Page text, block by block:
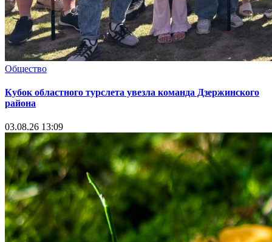
Общество
Кубок областного турслета увезла команда Дзержинского
района
03.08.26 13:09